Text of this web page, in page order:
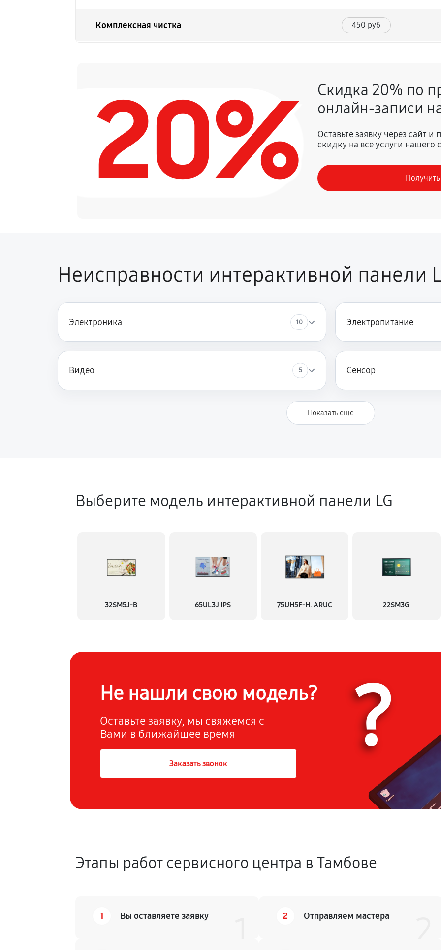
Комплексная чистка 450 руб
1260 руб
Устранение ошибок
20%
Скидка 20% по
онлайн-записи
Оставьте заявку через сайт
скидку на все услуги нашего
Неисправности интерактивной панели
Электроника 10 Электропитание
Видео 5 Сенсор
Показать ещё
Выберите модель интерактивной панели LG
32SM5J-B 65UL3J IPS 75UH5F-H. ARUC 22SM3G
Не нашли свою модель?
Оставьте заявку, мы свяжемся с
Вами в ближайшее время
Заказать звонок ?
Этапы работ сервисного центра в Тамбове
1 Вы оставляете заявку 2 Отправляем мастера